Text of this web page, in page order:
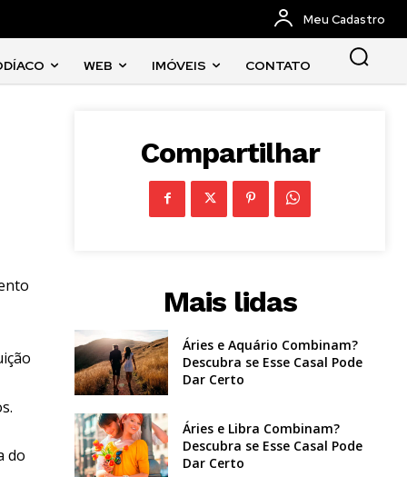
Meu Cadastro
WEB IMÓVEIS CONTATO
do
Compartilhar
Mais lidas
Áries e Aquário Combinam?
Descubra se Esse Casal Pode
Dar Certo
Áries e Libra Combinam?
Descubra se Esse Casal Pode
Dar Certo